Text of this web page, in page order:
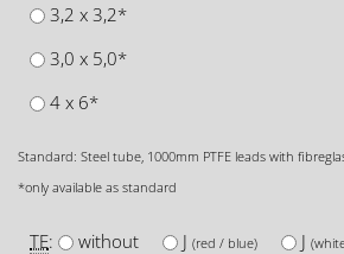
3,2 x 3,2*
3,0 x 5,0*
4 x 6*
Standard: Steel tube, 1000mm PTFE leads with
*only available as standard
TE: without J (red / blue) J